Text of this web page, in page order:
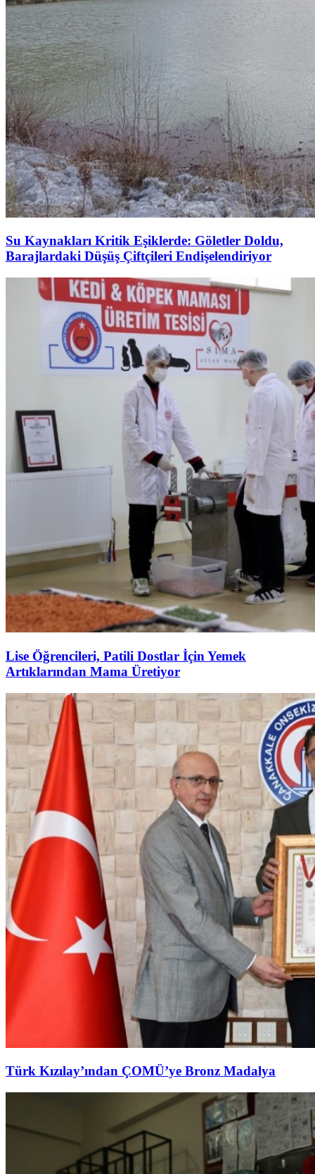
Su Kaynakları Kritik Eşiklerde: Göletler Doldu,
Barajlardaki Düşüş Çiftçileri Endişelendiriyor
Lise Öğrencileri, Patili Dostlar İçin Yemek
Artıklarından Mama Üretiyor
Türk Kızılay’ından ÇOMÜ’ye Bronz Madalya